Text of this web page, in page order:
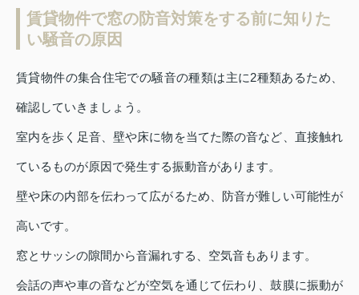
賃貸物件で窓の防音対策をする前に知りた
い騒音の原因
賃貸物件の集合住宅での騒音の種類は主に2種類あるため、
確認していきましょう。
室内を歩く足音、壁や床に物を当てた際の音など、直接触れ
ているものが原因で発生する振動音があります。
壁や床の内部を伝わって広がるため、防音が難しい可能性が
高いです。
窓とサッシの隙間から音漏れする、空気音もあります。
会話の声や車の音などが空気を通じて伝わり、鼓膜に振動が